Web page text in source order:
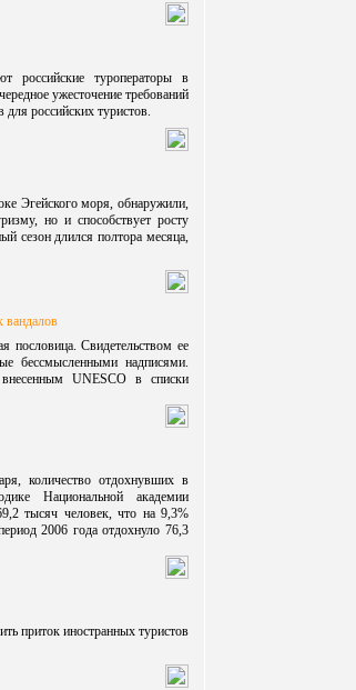
российские туроператоры в
ужесточение требований
российских туристов.
Эгейского моря, обнаружили,
но и способствует росту
сезон длился полтора месяца,
вандалов
пословица. Свидетельством ее
бессмысленными надписями.
UNESCO в списки
количество отдохнувших в
Национальной академии
тысяч человек, что на 9,3%
2006 года отдохнуло 76,3
приток иностранных туристов